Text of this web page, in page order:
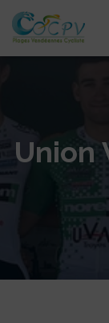
Union